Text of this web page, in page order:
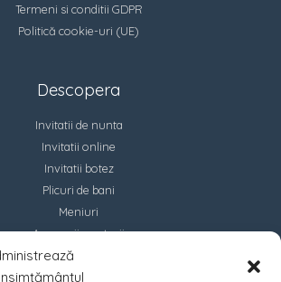
Termeni si conditii GDPR
Politică cookie-uri (UE)
Descopera
Invitatii de nunta
Invitatii online
Invitatii botez
Plicuri de bani
Meniuri
Accesorii marturii
Contact